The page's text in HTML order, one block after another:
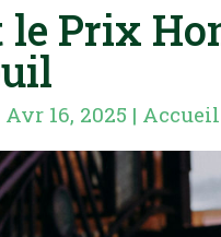
le Prix
Avr 16, 2025 |